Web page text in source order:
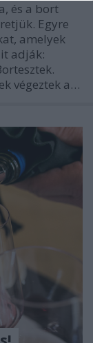
és a bort
Egyre
amelyek
adják:
végeztek a…